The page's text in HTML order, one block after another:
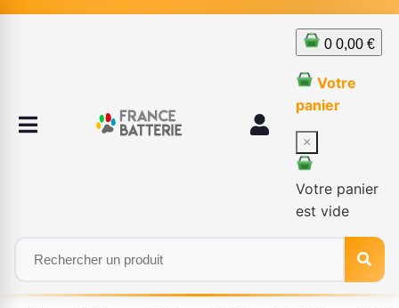
0 0,00 €
Votre
panier
×
Votre panier
est vide